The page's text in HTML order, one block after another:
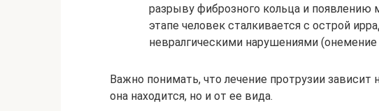
разрыву фиброзного кольца и
этапе человек сталкивается с острой
невралгическими нарушениями (онемение
Важно понимать, что лечение протрузии зависит
она находится, но и от ее вида.